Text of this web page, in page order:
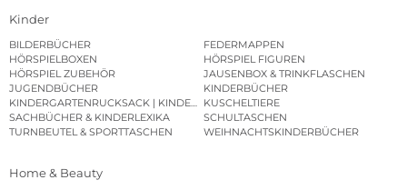
Kinder
BILDERBÜCHER
FEDERMAPPEN
HÖRSPIELBOXEN
HÖRSPIEL FIGUREN
HÖRSPIEL ZUBEHÖR
JAUSENBOX & TRINKFLASCHEN
JUGENDBÜCHER
KINDERBÜCHER
KINDERGARTENRUCKSACK | KINDERGARTENBEUTEL
KUSCHELTIERE
SACHBÜCHER & KINDERLEXIKA
SCHULTASCHEN
TURNBEUTEL & SPORTTASCHEN
WEIHNACHTSKINDERBÜCHER
Home & Beauty